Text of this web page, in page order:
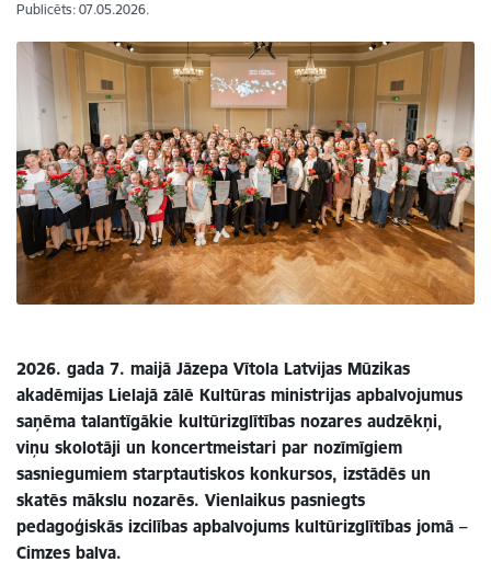
Publicēts: 07.05.2026.
2026. gada 7. maijā Jāzepa Vītola Latvijas Mūzikas
akadēmijas Lielajā zālē Kultūras ministrijas apbalvojumus
saņēma talantīgākie kultūrizglītības nozares audzēkņi,
viņu skolotāji un koncertmeistari par nozīmīgiem
sasniegumiem starptautiskos konkursos, izstādēs un
skatēs mākslu nozarēs. Vienlaikus pasniegts
pedagoģiskās izcilības apbalvojums kultūrizglītības jomā –
Cimzes balva.